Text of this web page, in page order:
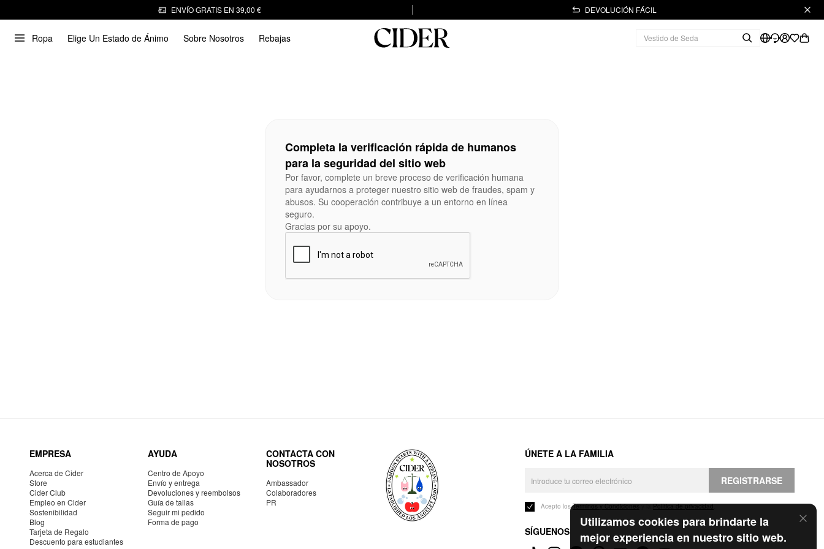
ENVÍO GRATIS EN 39,00 € DEVOLUCIÓN FÁCIL
Ropa Elige Un Estado de Ánimo Sobre Nosotros Rebajas
Utilizamos cookies para brindarte la
mejor experiencia en nuestro sitio web.
Completa la verificación rápida de humanos
para la seguridad del sitio web
Por favor, complete un breve proceso de verificación humana
para ayudarnos a proteger nuestro sitio web de fraudes, spam y
abusos. Su cooperación contribuye a un entorno en línea
seguro.
Gracias por su apoyo.
EMPRESA
Acerca de Cider
Store
Cider Club
Empleo en Cider
Sostenibilidad
Blog
Tarjeta de Regalo
Descuento para estudiantes
AYUDA
Centro de Apoyo
Envío y entrega
Devoluciones y reembolsos
Guía de tallas
Seguir mi pedido
Forma de pago
CONTACTA CON
NOSOTROS
Ambassador
Colaboradores
PR
ÚNETE A LA FAMILIA
REGISTRARSE
Acepto losTérminos y Condicionesy laPolítica de privacidad.
SÍGUENOS